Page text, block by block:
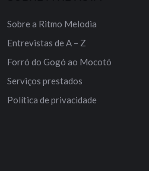
Sobre a Ritmo Melodia
Entrevistas de A – Z
Forró do Gogó ao Mocotó
Serviços prestados
Política de privacidade